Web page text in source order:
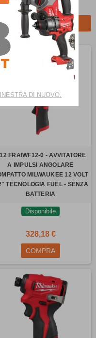
FILTRO
FRAIWF12-0 - AVVITATORE
A IMPULSI ANGOLARE
MILWAUKEE 12 VOLT
TECNOLOGIA FUEL - SENZA
BATTERIA
Disponibile
328,18 €
COMPRA
DI NUOVO.